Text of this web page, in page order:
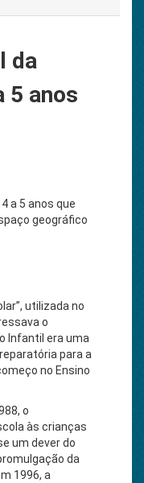
da
5 anos
a 5 anos que
geográfico
utilizada no
o
Infantil era uma
para a
no Ensino
o
às crianças
um dever do
da
1996, a